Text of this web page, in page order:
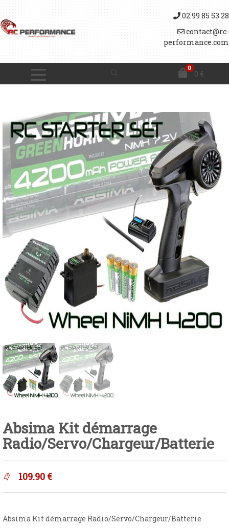
02 99 85 53 28
contact@rc-
performance.com
0
0 €
Absima Kit démarrage
Radio/Servo/Chargeur/Batterie
109.90 €
Absima Kit démarrage Radio/Servo/Chargeur/Batterie